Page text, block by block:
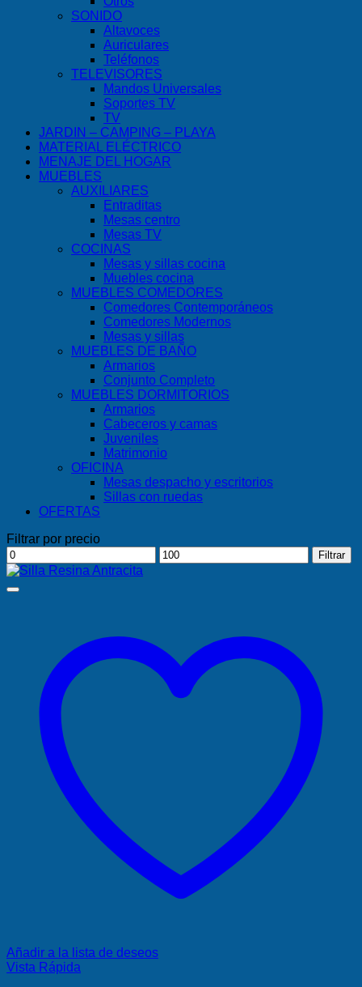
SONIDO
Altavoces
Auriculares
Teléfonos
TELEVISORES
Mandos Universales
Soportes TV
TV
JARDIN – CAMPING – PLAYA
MATERIAL ELÉCTRICO
MENAJE DEL HOGAR
MUEBLES
AUXILIARES
Entraditas
Mesas centro
Mesas TV
COCINAS
Mesas y sillas cocina
Muebles cocina
MUEBLES COMEDORES
Comedores Contemporáneos
Comedores Modernos
Mesas y sillas
MUEBLES DE BAÑO
Armarios
Conjunto Completo
MUEBLES DORMITORIOS
Armarios
Cabeceros y camas
Juveniles
Matrimonio
OFICINA
Mesas despacho y escritorios
Sillas con ruedas
OFERTAS
Filtrar por precio
Precio
mínimo
Precio
máximo
Filtrar
Añadir a la lista de deseos
Vista Rápida